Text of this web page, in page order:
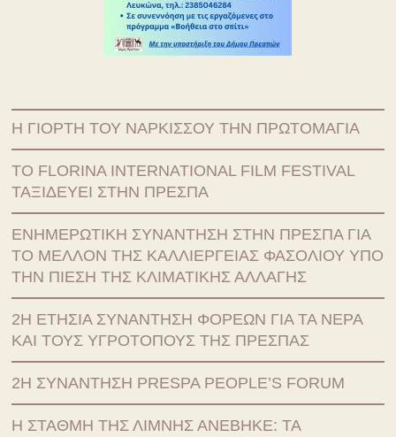
Η ΓΙΟΡΤΗ ΤΟΥ ΝΑΡΚΙΣΣΟΥ ΤΗΝ ΠΡΩΤΟΜΑΓΙΑ
ΤΟ FLORINA INTERNATIONAL FILM FESTIVAL
ΤΑΞΙΔΕΥΕΙ ΣΤΗΝ ΠΡΕΣΠΑ
ΕΝΗΜΕΡΩΤΙΚΗ ΣΥΝΑΝΤΗΣΗ ΣΤΗΝ ΠΡΕΣΠΑ ΓΙΑ
ΤΟ ΜΕΛΛΟΝ ΤΗΣ ΚΑΛΛΙΕΡΓΕΙΑΣ ΦΑΣΟΛΙΟΥ ΥΠΟ
ΤΗΝ ΠΙΕΣΗ ΤΗΣ ΚΛΙΜΑΤΙΚΗΣ ΑΛΛΑΓΗΣ
2Η ΕΤΗΣΙΑ ΣΥΝΑΝΤΗΣΗ ΦΟΡΕΩΝ ΓΙΑ ΤΑ ΝΕΡΑ
ΚΑΙ ΤΟΥΣ ΥΓΡΟΤΟΠΟΥΣ ΤΗΣ ΠΡΕΣΠΑΣ
2Η ΣΥΝΑΝΤΗΣΗ PRESPA PEOPLE’S FORUM
Η ΣΤΑΘΜΗ ΤΗΣ ΛΙΜΝΗΣ ΑΝΕΒΗΚΕ: ΤΑ